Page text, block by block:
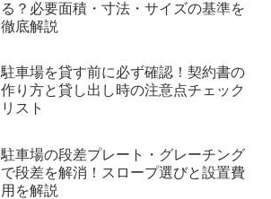
る？必要面積・寸法・サイズの基準を
徹底解説
駐車場を貸す前に必ず確認！契約書の
作り方と貸し出し時の注意点チェック
リスト
駐車場の段差プレート・グレーチング
で段差を解消！スロープ選びと設置費
用を解説